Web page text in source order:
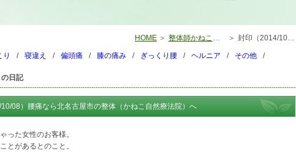
HOME 整体師かねこの日記 封印（2014/10/08）腰痛なら北名古屋市の整体（かねこ自然療法院）へ
り 寝違え 偏頭痛 膝の痛み ぎっくり腰 ヘルニア その他
日記
08）腰痛なら北名古屋市の整体（かねこ自然療法院）へ
った女性のお客様。
とがあるとのこと。